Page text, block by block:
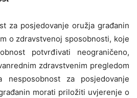
za posjedovanje oružja građanin
o zdravstvenoj sposobnosti, koje
potvrđivati neograničeno,
zdravstvenim pregledom
nesposobnost za posjedovanje
morati priložiti uvjerenje o